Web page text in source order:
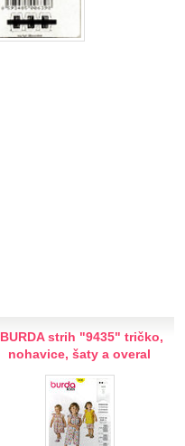
BURDA strih "9435" tričko,
nohavice, šaty a overal